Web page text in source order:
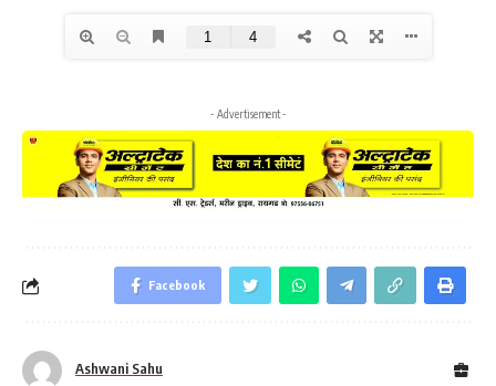
- Advertisement -
Facebook
Ashwani Sahu